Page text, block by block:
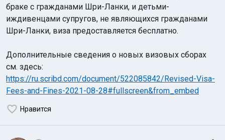
браке с гражданами Шри-Ланки, и детьми-
иждивенцами супругов, не являющихся гражданами
Шри-Ланки, виза предоставляется бесплатно.
Дополнительные сведения о новых визовых сборах
см. здесь:
https://ru.scribd.com/document/522085842/Revised-Visa-
Fees-and-Fines-2021-08-28#fullscreen&from_embed
Нравится